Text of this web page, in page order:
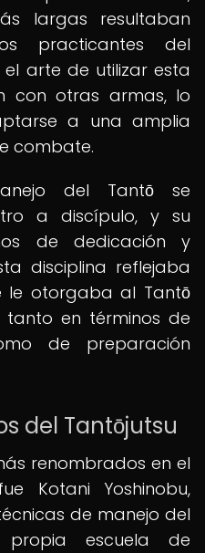
largas resultaban
practicantes del
arte de utilizar esta
con otras armas, lo
a una amplia
combate.
del Tantō se
a discípulo, y su
de dedicación y
disciplina reflejaba
le otorgaba al Tantō
en términos de
de preparación
del Tantōjutsu
renombrados en el
Kotani Yoshinobu,
de manejo del
escuela de